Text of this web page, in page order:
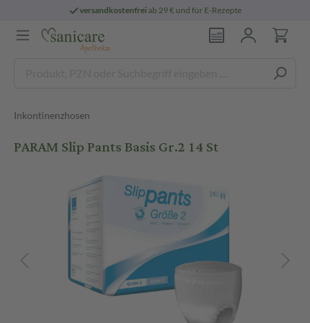
versandkostenfreiab 29 € und für E-Rezepte
Inkontinenzhosen
PARAM Slip Pants Basis Gr.2 14 St